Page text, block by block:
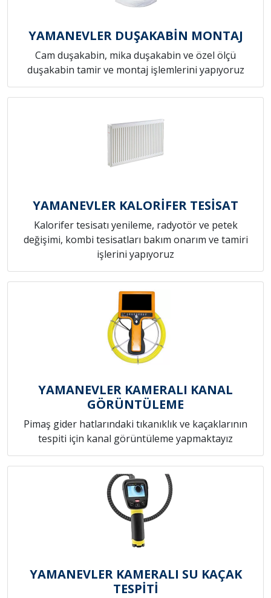
YAMANEVLER DUŞAKABİN MONTAJ
Cam duşakabin, mika duşakabin ve özel ölçü
duşakabin tamir ve montaj işlemlerini yapıyoruz
YAMANEVLER KALORİFER TESİSAT
Kalorifer tesisatı yenileme, radyotör ve petek
değişimi, kombi tesisatları bakım onarım ve tamiri
işlerini yapıyoruz
YAMANEVLER KAMERALI KANAL
GÖRÜNTÜLEME
Pimaş gider hatlarındaki tıkanıklık ve kaçaklarının
tespiti için kanal görüntüleme yapmaktayız
YAMANEVLER KAMERALI SU KAÇAK
TESPİTİ